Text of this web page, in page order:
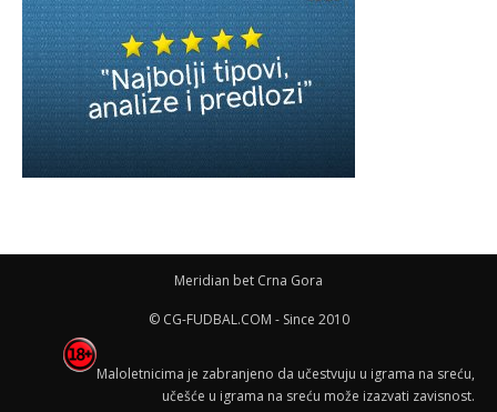
Meridian bet Crna Gora
© CG-FUDBAL.COM - Since 2010
Maloletnicima je zabranjeno da učestvuju u igrama na sreću,
učešće u igrama na sreću može izazvati zavisnost.